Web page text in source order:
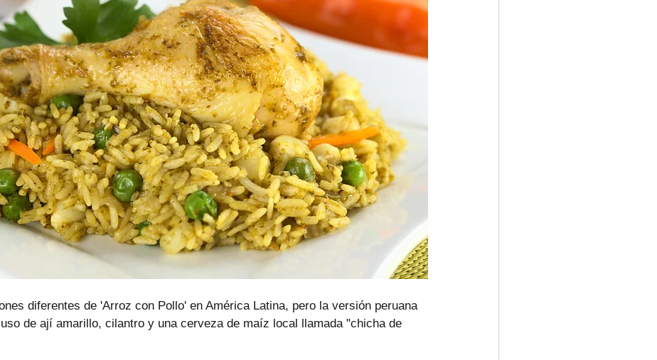
diferentes de 'Arroz con Pollo' en América Latina, pero la versión peruana
de ají amarillo, cilantro y una cerveza de maíz local llamada "chicha de